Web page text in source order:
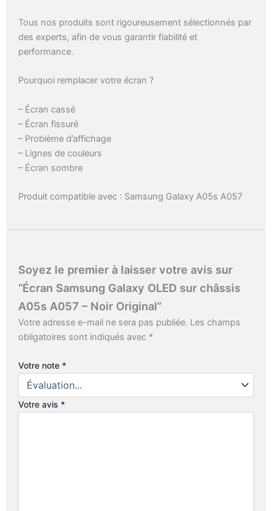
Tous nos produits sont rigoureusement sélectionnés par
des experts, afin de vous garantir fiabilité et
performance.
Pourquoi remplacer votre écran ?
– Écran cassé
– Écran fissuré
– Problème d’affichage
– Lignes de couleurs
– Écran sombre
Produit compatible avec : Samsung Galaxy A05s A057
Soyez le premier à laisser votre avis sur
“Écran Samsung Galaxy OLED sur châssis
A05s A057 – Noir Original”
Votre adresse e-mail ne sera pas publiée. Les champs
obligatoires sont indiqués avec *
Votre note *
Votre avis *